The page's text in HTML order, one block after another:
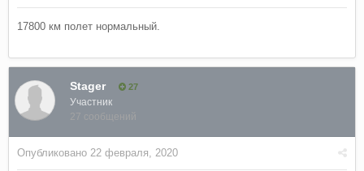
17800 км полет нормальный.
Stager 27
Участник
27 сообщений
Опубликовано 22 февраля, 2020